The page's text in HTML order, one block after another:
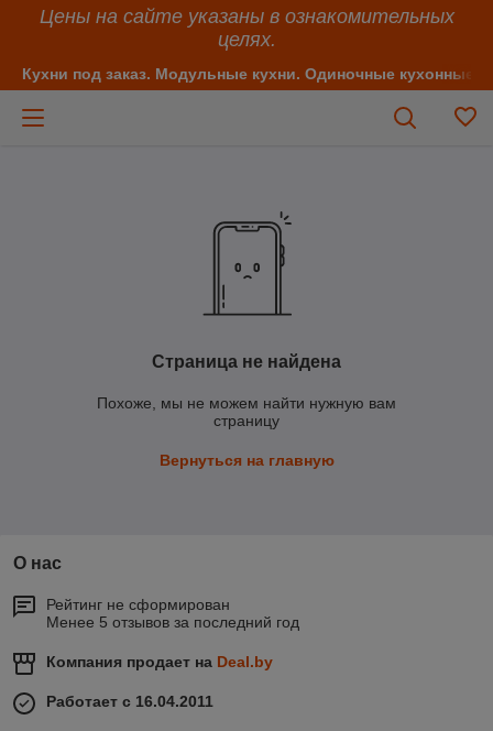
Цены на сайте указаны в ознакомительных
целях.
Кухни под заказ. Модульные кухни. Одиночные кухонные
Страница не найдена
Похоже, мы не можем найти нужную вам
страницу
Вернуться на главную
О нас
Рейтинг не сформирован
Менее 5 отзывов за последний год
Компания продает на Deal.by
Работает с 16.04.2011